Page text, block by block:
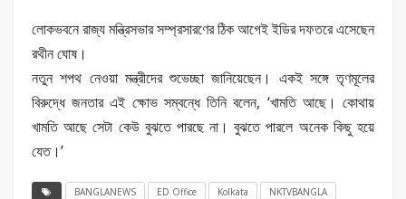
লোকভবনে রাজ্য মন্ত্রিসভার সম্প্রসারণের ঠিক আগেই ইডির দফতরে এসেছেন
রথীন ঘোষ।
‌নতুন শপথ নেওয়া মন্ত্রীদের শুভেচ্ছা জানিয়েছেন। একই সঙ্গে তৃণমূলের
বিরুদ্ধে জনতার এই ক্ষোভ সম্বন্ধে তিনি বলেন, ‘খামতি আছে। কোথায়
খামতি আছে সেটা কেউ বুঝতে পারছে না। বুঝতে পারলে অনেক কিছু হয়ে
যেত।’ ‌
BANGLANEWS ED Office Kolkata
NKTVBANGLA